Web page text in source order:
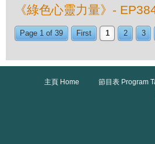
《綠色心靈力量》-
Page 1 of 39 First 1 2 3
主頁 Home 節目表 Program